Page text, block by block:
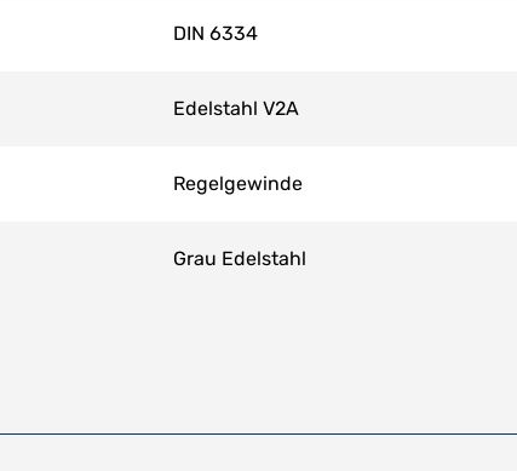
DIN 6334
Edelstahl V2A
Regelgewinde
Grau Edelstahl